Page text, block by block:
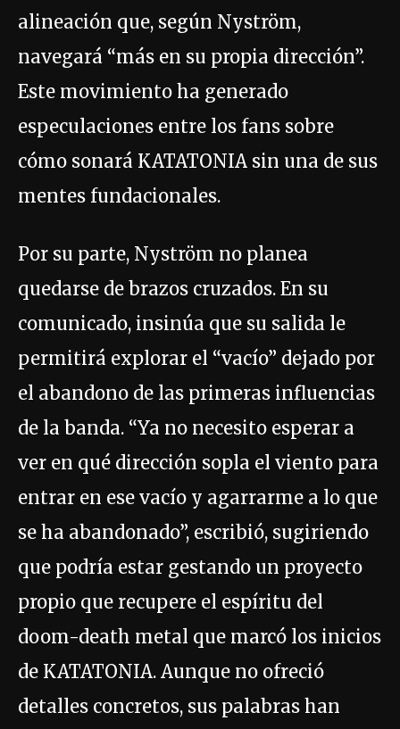
alineación que, según Nyström,
navegará “más en su propia dirección”.
Este movimiento ha generado
especulaciones entre los fans sobre
cómo sonará KATATONIA sin una de sus
mentes fundacionales.
Por su parte, Nyström no planea
quedarse de brazos cruzados. En su
comunicado, insinúa que su salida le
permitirá explorar el “vacío” dejado por
el abandono de las primeras influencias
de la banda. “Ya no necesito esperar a
ver en qué dirección sopla el viento para
entrar en ese vacío y agarrarme a lo que
se ha abandonado”, escribió, sugiriendo
que podría estar gestando un proyecto
propio que recupere el espíritu del
doom-death metal que marcó los inicios
de KATATONIA. Aunque no ofreció
detalles concretos, sus palabras han